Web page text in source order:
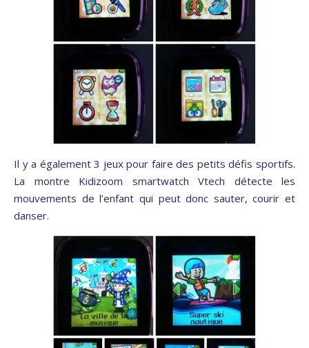
Il y a également 3 jeux pour faire des petits défis sportifs.
La montre Kidizoom smartwatch Vtech détecte les
mouvements de l’enfant qui peut donc sauter, courir et
danser.